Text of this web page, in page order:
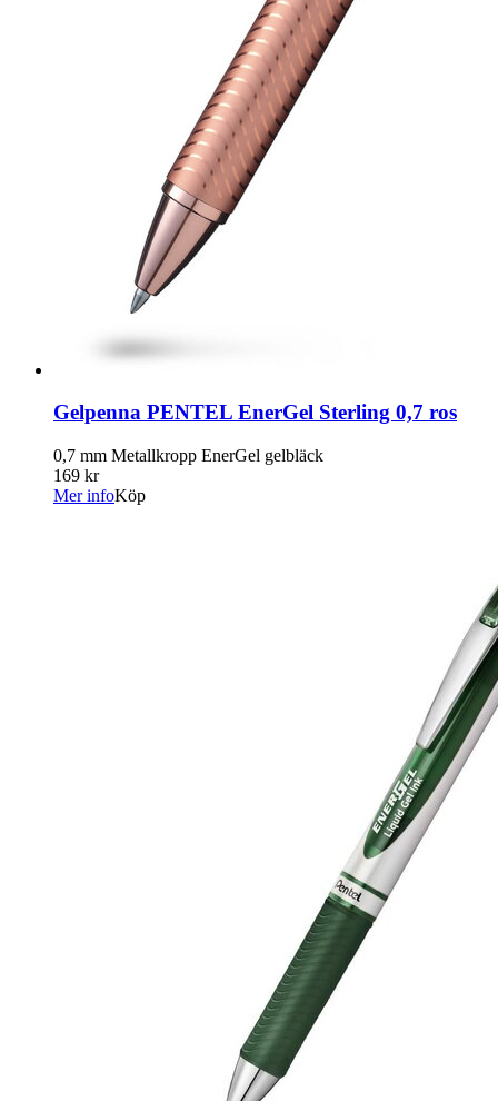
Gelpenna PENTEL EnerGel Sterling 0,7 ros
0,7 mm Metallkropp EnerGel gelbläck
169 kr
Mer infoKöp